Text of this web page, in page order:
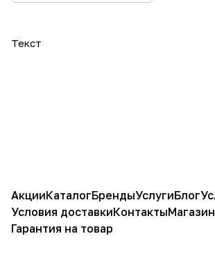
Текст
АкцииКаталогБрендыУслугиБлог
Условия доставкиКонтакты
Гарантия на товар